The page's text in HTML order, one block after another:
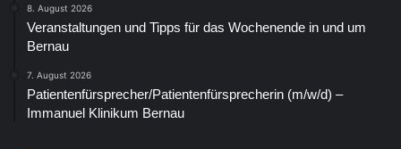
8. August 2026
Veranstaltungen und Tipps für das Wochenende in und um
Bernau
7. August 2026
Patientenfürsprecher/Patientenfürsprecherin (m/w/d) –
Immanuel Klinikum Bernau